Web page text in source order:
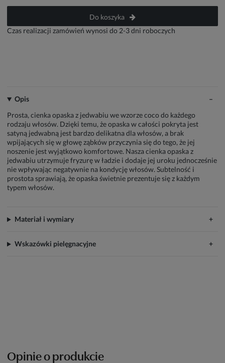
Do koszyka
Czas realizacji zamówień wynosi do 2-3 dni roboczych
Opis
Prosta, cienka opaska z jedwabiu we wzorze coco do każdego
rodzaju włosów. Dzięki temu, że opaska w całości pokryta jest
satyną jedwabną jest bardzo delikatna dla włosów, a brak
wpijających się w głowę ząbków przyczynia się do tego, że jej
noszenie jest wyjątkowo komfortowe. Nasza cienka opaska z
jedwabiu utrzymuje fryzurę w ładzie i dodaje jej uroku jednocześnie
nie wpływając negatywnie na kondycję włosów. Subtelność i
prostota sprawiają, że opaska świetnie prezentuje się z każdym
typem włosów.
Materiał i wymiary
Wskazówki pielęgnacyjne
Opinie o produkcie